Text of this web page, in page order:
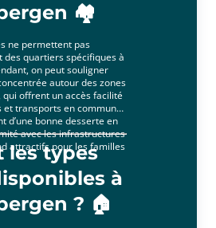
🏘️
ne permettent pas
des quartiers spécifiques à
on peut souligner
autour des zones
offrent un accès facilité
et transports en commun.
d’une bonne desserte en
avec les infrastructures
attractifs pour les familles
les types
à
? 🏠